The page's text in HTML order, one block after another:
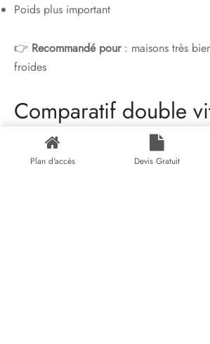
Poids plus important
👉 Recommandé pour: maisons très
froides
Comparatif double
triple vitrage
Plan d'accès Devis Gratuit